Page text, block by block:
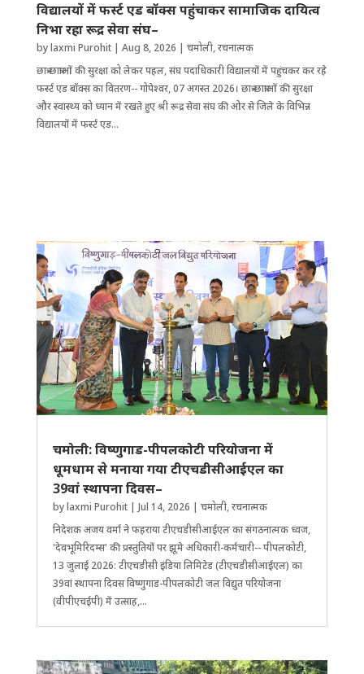
विद्यालयों में फर्स्ट एड बॉक्स पहुंचाकर सामाजिक दायित्व
निभा रहा रूद्र सेवा संघ–
bylaxmi Purohit| Aug 8, 2026 | चमोली,रचनात्मक
छात्र-छात्राओं की सुरक्षा को लेकर पहल, संघ पदाधिकारी विद्यालयों में पहुंचकर कर रहे
फर्स्ट एड बॉक्स का वितरण-- गोपेश्वर, 07 अगस्त 2026। छात्र-छात्राओं की सुरक्षा
और स्वास्थ्य को ध्यान में रखते हुए श्री रूद्र सेवा संघ की ओर से जिले के विभिन्न
विद्यालयों में फर्स्ट एड...
चमोली: विष्णुगाड-पीपलकोटी परियोजना में
धूमधाम से मनाया गया टीएचडीसीआईएल का
39वां स्थापना दिवस–
bylaxmi Purohit| Jul 14, 2026 | चमोली,रचनात्मक
निदेशक अजय वर्मा ने फहराया टीएचडीसीआईएल का संगठनात्मक ध्वज,
'देवभूमिरिदम्स' की प्रस्तुतियों पर झूमे अ​धिकारी-कर्मचारी-- पीपलकोटी,
13 जुलाई 2026: टीएचडीसी इंडिया लिमिटेड (टीएचडीसीआईएल) का
39वां स्थापना दिवस विष्णुगाड-पीपलकोटी जल विद्युत परियोजना
(वीपीएचईपी) में उत्साह,...